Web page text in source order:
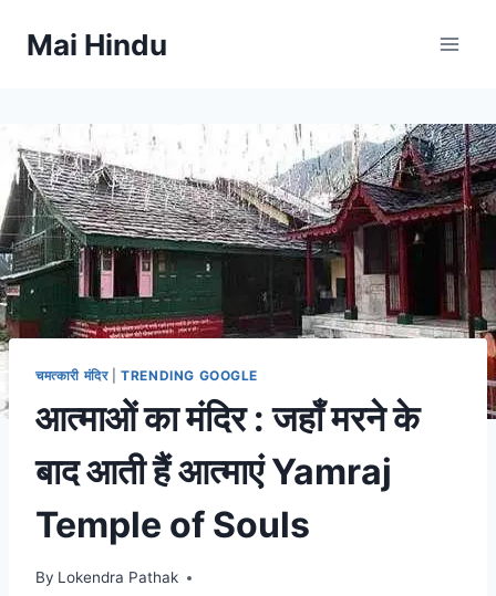
Mai Hindu
चमत्कारी मंदिर|TRENDING GOOGLE
आत्माओं का मंदिर : जहाँ मरने के
बाद आती हैं आत्माएं Yamraj
Temple of Souls
By Lokendra Pathak